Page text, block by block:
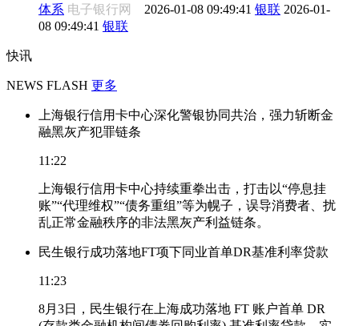
体系 电子银行网 2026-01-08 09:49:41 银联 2026-01-
08 09:49:41 银联
快讯
NEWS FLASH 更多
上海银行信用卡中心深化警银协同共治，强力斩断金
融黑灰产犯罪链条
11:22
上海银行信用卡中心持续重拳出击，打击以“停息挂
账”“代理维权”“债务重组”等为幌子，误导消费者、扰
乱正常金融秩序的非法黑灰产利益链条。
民生银行成功落地FT项下同业首单DR基准利率贷款
11:23
8月3日，民生银行在上海成功落地 FT 账户首单 DR